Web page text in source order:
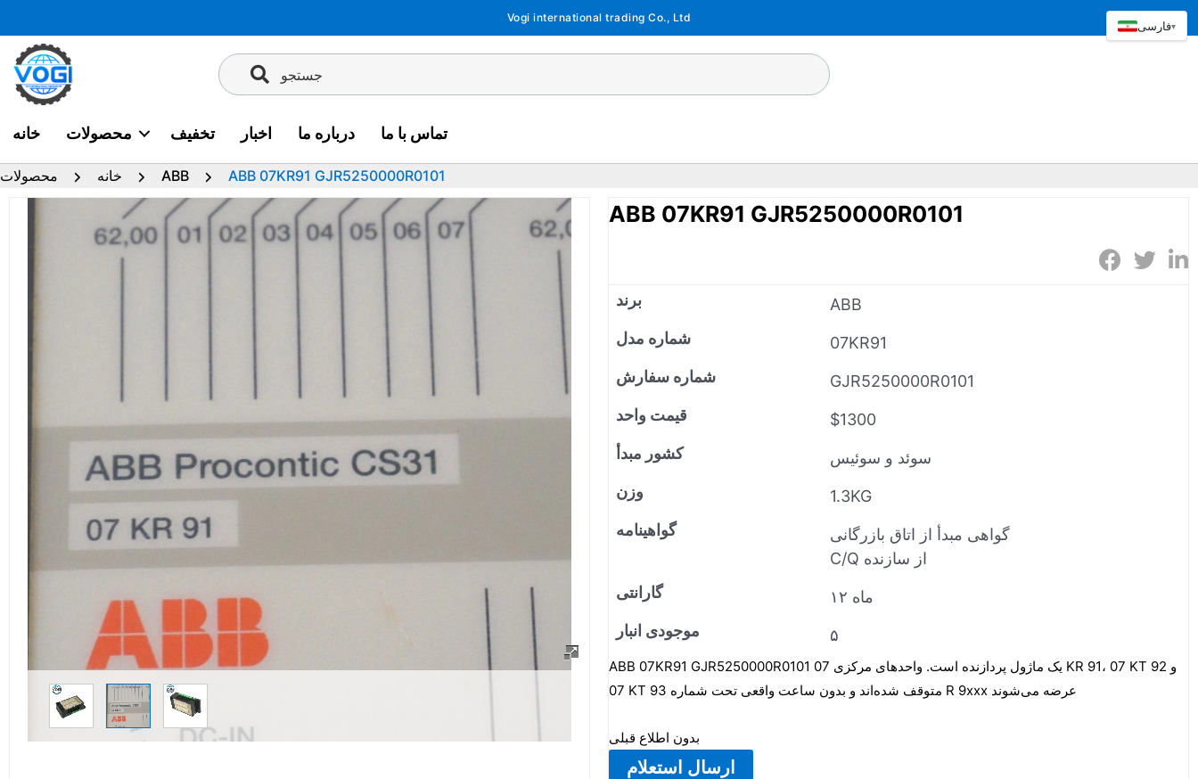
به
محتوا
Vogi international trading Co., Ltd
جستجو
خانه محصولات تخفیف اخبار درباره ما تماس با ما
خانه محصولات ABB ABB 07KR91 GJR5250000R0101
ABB 07KR91 GJR5250000R0101
برند
ABB
شماره مدل
07KR91
شماره سفارش
GJR5250000R0101
قیمت واحد
$1300
کشور مبدأ
سوئد و سوئیس
وزن
1.3KG
گواهینامه
گواهی مبدأ از اتاق بازرگانی
C/Q از سازنده
گارانتی
۱۲ ماه
موجودی انبار
۵
ABB 07KR91 GJR5250000R0101 یک ماژول پردازنده است. واحدهای مرکزی 07 KR 91، 07 KT 92 و
07 KT 93 متوقف شده‌اند و بدون ساعت واقعی تحت شماره R 9xxx عرضه می‌شوند
بدون اطلاع قبلی
ارسال استعلام
فارسی▾